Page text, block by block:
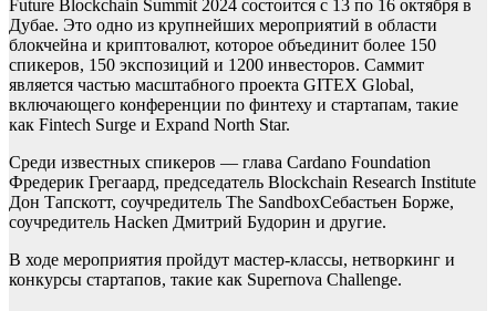
Future Blockchain Summit 2024 состоится с 13 по 16 октября в
Дубае. Это одно из крупнейших мероприятий в области
блокчейна и криптовалют, которое объединит более 150
спикеров, 150 экспозиций и 1200 инвесторов. Саммит
является частью масштабного проекта GITEX Global,
включающего конференции по финтеху и стартапам, такие
как Fintech Surge и Expand North Star.
Среди известных спикеров — глава Cardano Foundation
Фредерик Грегаард, председатель Blockchain Research Institute
Дон Тапскотт, соучредитель The SandboxСебастьен Борже,
соучредитель Hacken Дмитрий Будорин и другие.
В ходе мероприятия пройдут мастер-классы, нетворкинг и
конкурсы стартапов, такие как Supernova Challenge.